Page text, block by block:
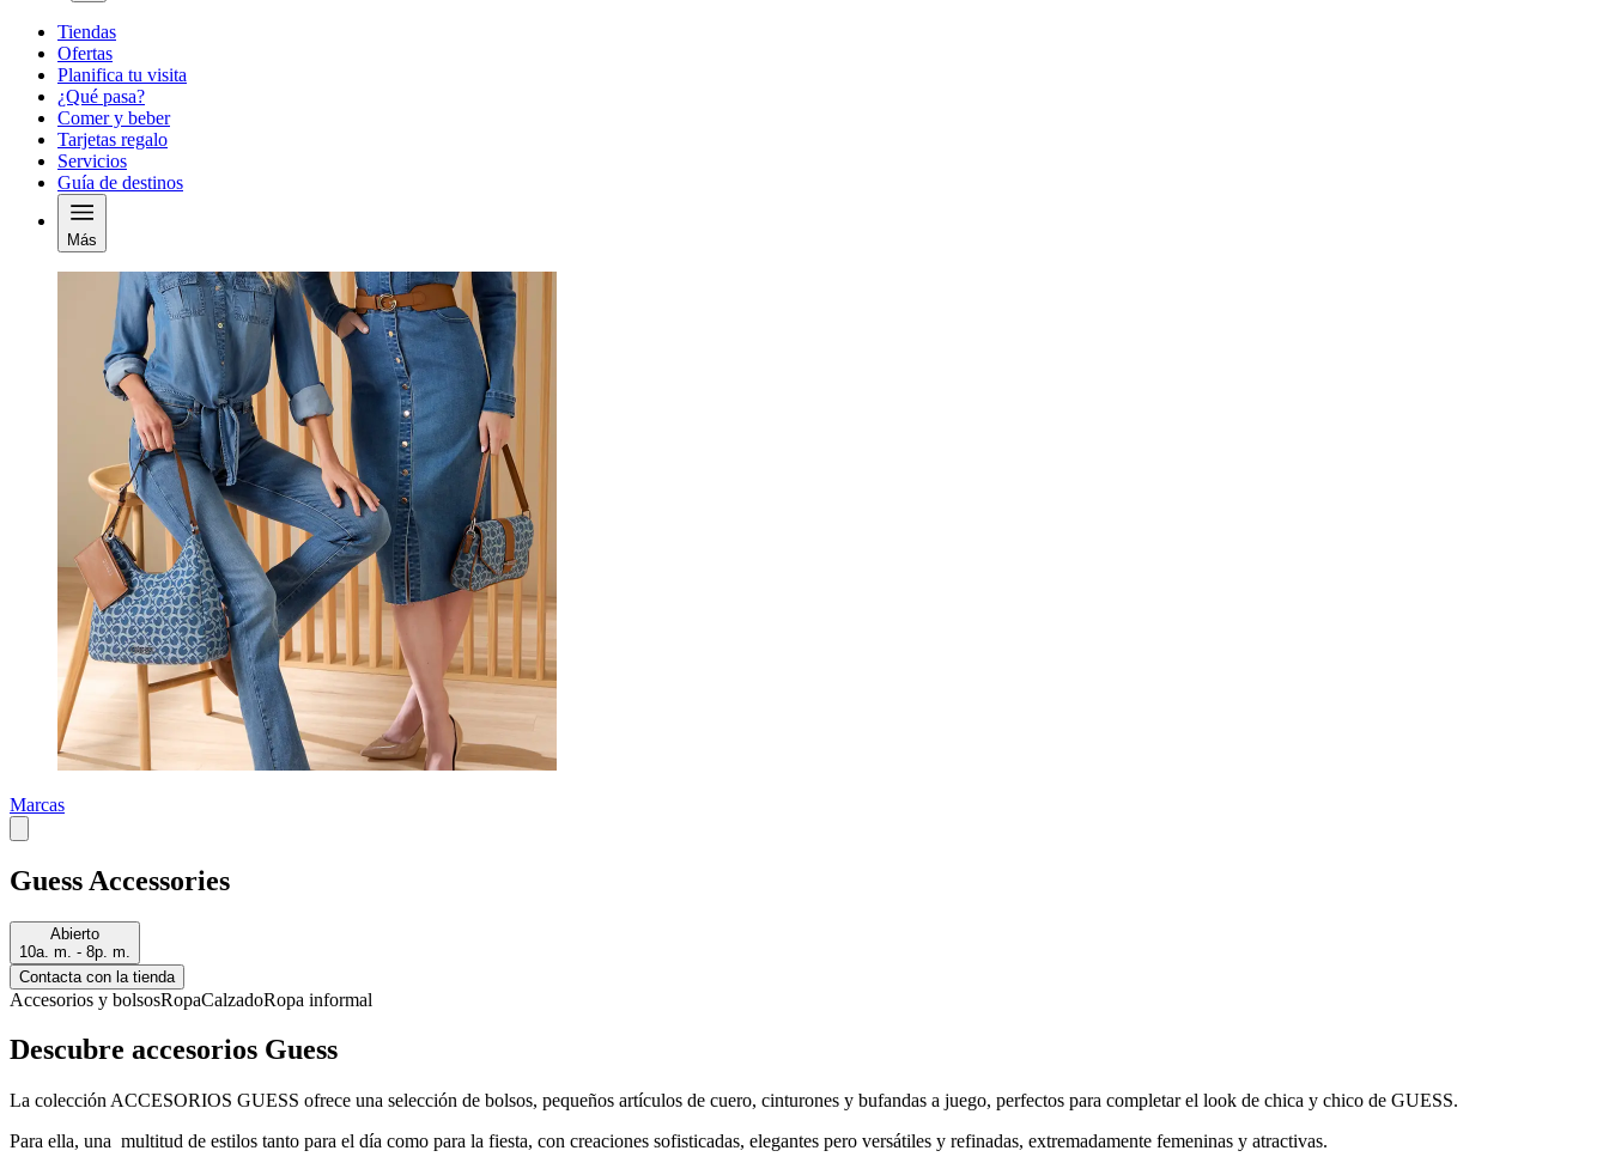
Tiendas
Ofertas
Planifica tu visita
¿Qué pasa?
Comer y beber
Tarjetas regalo
Servicios
Guía de destinos
Más
Marcas
Guess Accessories
Abierto
10a. m. - 8p. m.
Contacta con la tienda
Accesorios y bolsosRopaCalzadoRopa informal
Descubre accesorios Guess
La colección ACCESORIOS GUESS ofrece una selección de bolsos, pequeños artículos de cuero, cinturones y bufandas a juego, perfectos para completar el look de chica y chico de GUESS.
Para ella, una multitud de estilos tanto para el día como para la fiesta, con creaciones sofisticadas, elegantes pero versátiles y refinadas, extremadamente femeninas y atractivas.